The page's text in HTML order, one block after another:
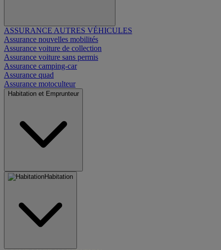
ASSURANCE AUTRES VÉHICULES
Assurance nouvelles mobilités
Assurance voiture de collection
Assurance voiture sans permis
Assurance camping-car
Assurance quad
Assurance motoculteur
Habitation et Emprunteur
Habitation